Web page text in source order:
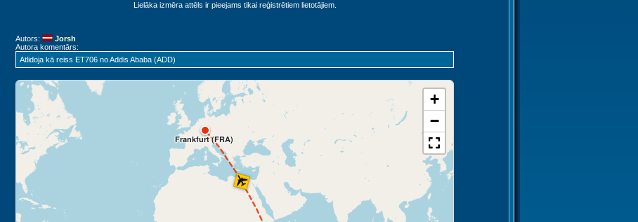
Lielāka izmēra attēls ir pieejams tikai reģistrētiem lietotājiem.
Autors:
Jorsh
Autora komentārs:
Atlidoja kā reiss ET706 no Addis Ababa (ADD)
Frankfurt (FRA)
+
−